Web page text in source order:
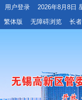
用户登录
2026年8月8日
繁体版
无障碍浏览 长